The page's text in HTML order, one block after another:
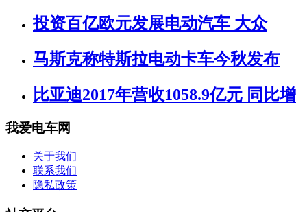
投资百亿欧元发展电动汽车 大众
马斯克称特斯拉电动卡车今秋发布
比亚迪2017年营收1058.9亿元 同比增
我爱电车网
关于我们
联系我们
隐私政策